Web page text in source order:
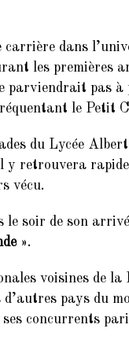
dans
les premières
parviendrait pas
le Petit
du Lycée
retrouvera
vécu.
le soir de son
».
voisines de
d’autres pays du
concurrents